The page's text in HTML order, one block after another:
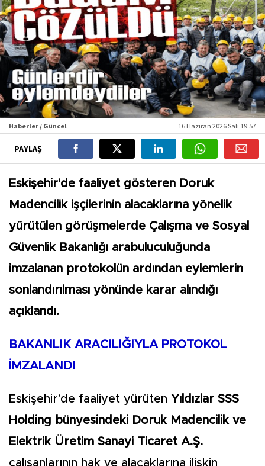
Haberler / Güncel 16 Haziran 2026 Salı 19:57
PAYLAŞ
Eskişehir'de faaliyet gösteren Doruk
Madencilik işçilerinin alacaklarına yönelik
yürütülen görüşmelerde Çalışma ve Sosyal
Güvenlik Bakanlığı arabuluculuğunda
imzalanan protokolün ardından eylemlerin
sonlandırılması yönünde karar alındığı
açıklandı.
BAKANLIK ARACILIĞIYLA PROTOKOL
İMZALANDI
Eskişehir'de faaliyet yürüten Yıldızlar SSS
Holding bünyesindeki Doruk Madencilik ve
Elektrik Üretim Sanayi Ticaret A.Ş.
çalışanlarının hak ve alacaklarına ilişkin